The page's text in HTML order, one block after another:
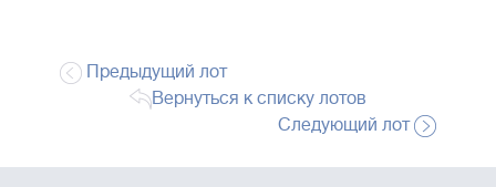
Предыдущий лот
Вернуться к списку лотов
Следующий лот